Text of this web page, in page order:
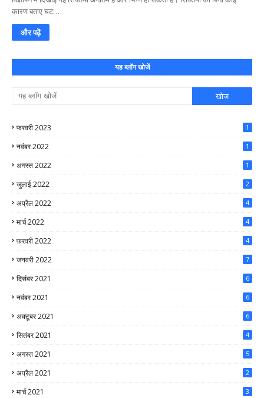
कारण बताए घट…
और पढ़ें
यह ब्लॉग खोजें
फ़रवरी 2023 1
नवंबर 2022 1
अगस्त 2022 1
जुलाई 2022 2
अप्रैल 2022 4
मार्च 2022 4
फ़रवरी 2022 4
जनवरी 2022 7
दिसंबर 2021 6
नवंबर 2021 6
अक्टूबर 2021 6
सितंबर 2021 4
अगस्त 2021 5
अप्रैल 2021 2
मार्च 2021 3